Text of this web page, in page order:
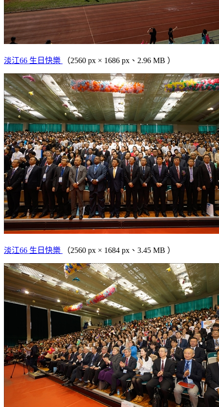
淡江66 生日快樂 （2560 px × 1686 px、2.96 MB ）
淡江66 生日快樂 （2560 px × 1684 px、3.45 MB ）